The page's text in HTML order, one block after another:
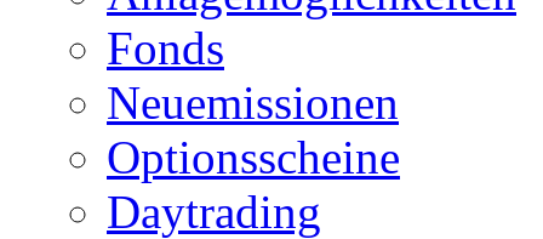
Fonds
Neuemissionen
Optionsscheine
Daytrading